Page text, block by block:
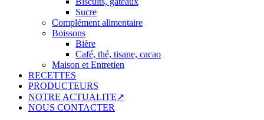
Sucre
Complément alimentaire
Boissons
Bière
Café, thé, tisane, cacao
Maison et Entretien
RECETTES
PRODUCTEURS
NOTRE ACTUALITE↗
NOUS CONTACTER